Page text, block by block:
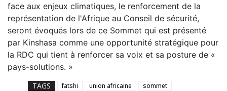
face aux enjeux climatiques, le renforcement de la
représentation de l'Afrique au Conseil de sécurité,
seront évoqués lors de ce Sommet qui est présenté
par Kinshasa comme une opportunité stratégique pour
la RDC qui tient à renforcer sa voix et sa posture de «
pays-solutions. »
TAGS fatshi union africaine sommet